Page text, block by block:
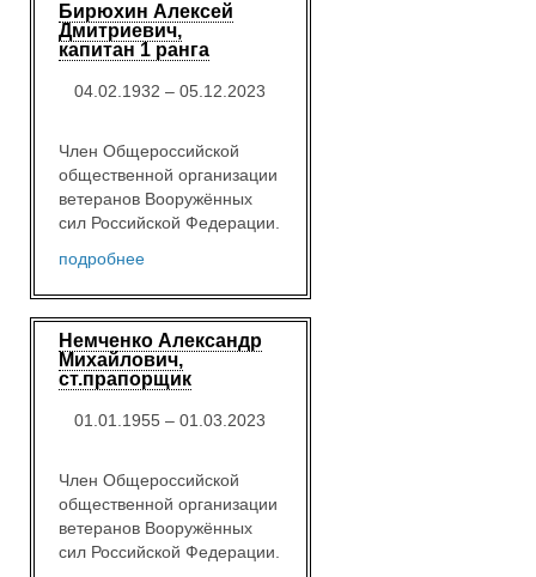
Бирюхин Алексей
Дмитриевич,
капитан 1 ранга
04.02.1932 – 05.12.2023
Член Общероссийской
общественной организации
ветеранов Вооружённых
сил Российской Федерации.
подробнее
Немченко Александр
Михайлович,
ст.прапорщик
01.01.1955 – 01.03.2023
Член Общероссийской
общественной организации
ветеранов Вооружённых
сил Российской Федерации.